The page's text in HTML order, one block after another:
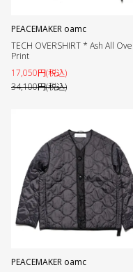
PEACEMAKER oamc
TECH OVERSHIRT * Ash All
Print
17,050円(税込)
34,100円(税込)
PEACEMAKER oamc